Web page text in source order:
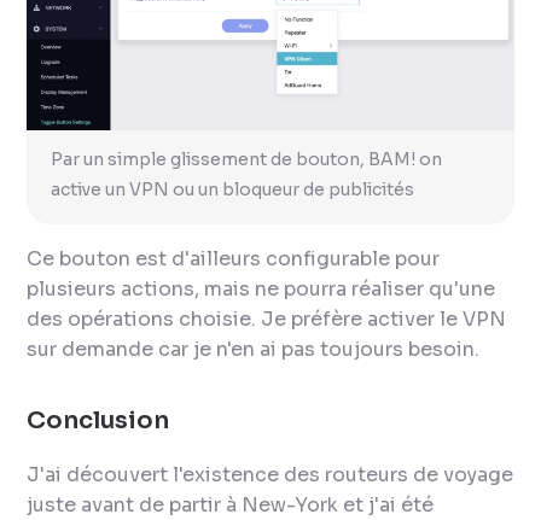
Par un simple glissement de bouton, BAM! on
active un VPN ou un bloqueur de publicités
Ce bouton est d'ailleurs configurable pour
plusieurs actions, mais ne pourra réaliser qu'une
des opérations choisie. Je préfère activer le VPN
sur demande car je n'en ai pas toujours besoin.
Conclusion
J'ai découvert l'existence des routeurs de voyage
juste avant de partir à New-York et j'ai été